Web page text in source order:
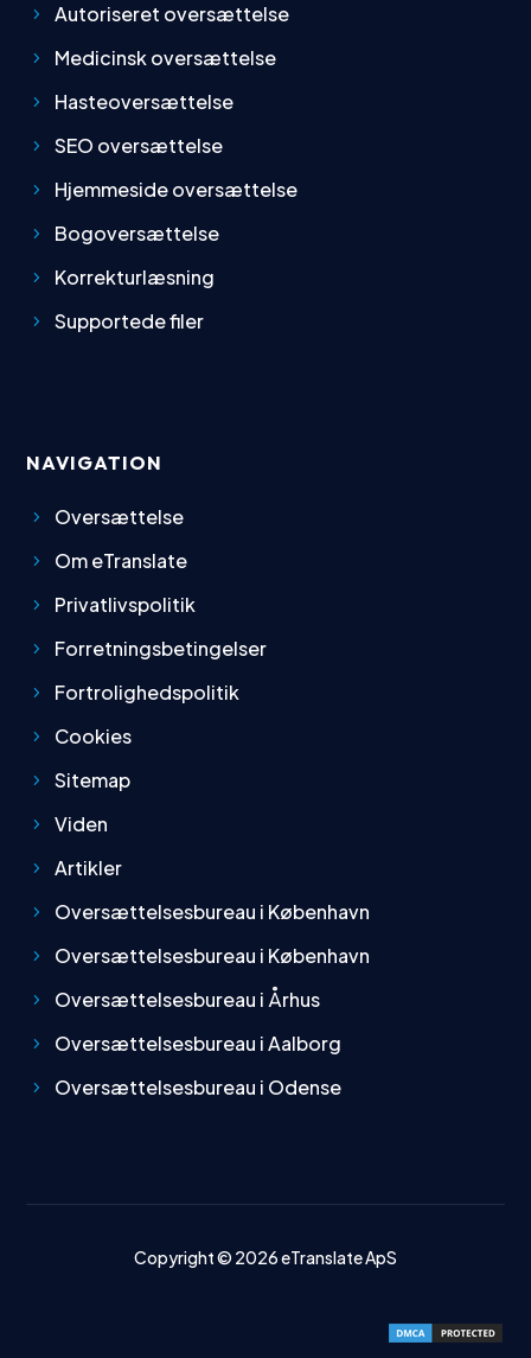
Autoriseret oversættelse
Medicinsk oversættelse
Hasteoversættelse
SEO oversættelse
Hjemmeside oversættelse
Bogoversættelse
Korrekturlæsning
Supportede filer
NAVIGATION
Oversættelse
Om eTranslate
Privatlivspolitik
Forretningsbetingelser
Fortrolighedspolitik
Cookies
Sitemap
Viden
Artikler
Oversættelsesbureau i København
Oversættelsesbureau i København
Oversættelsesbureau i Århus
Oversættelsesbureau i Aalborg
Oversættelsesbureau i Odense
Copyright © 2026eTranslate ApS